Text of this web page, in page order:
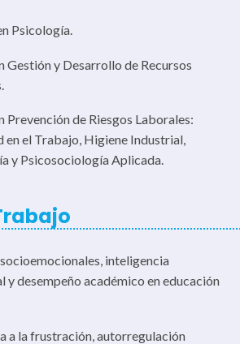
Psicología.
Gestión y Desarrollo de Recursos
Prevención de Riesgos Laborales:
en el Trabajo, Higiene Industrial,
y Psicosociología Aplicada.
inteligencia
y desempeño académico en educación
a la frustración, autorregulación